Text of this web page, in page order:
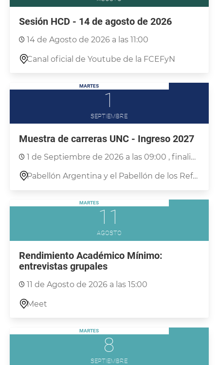
Sesión HCD - 14 de agosto de 2026
14 de Agosto de 2026 a las 11:00
Canal oficial de Youtube de la FCEFyN
MARTES
1
SEPTIEMBRE
Muestra de carreras UNC - Ingreso 2027
1 de Septiembre de 2026 a las 09:00 , finaliza: 03 Septiembre, 18:00
Pabellón Argentina y el Pabellón de los Reformistas de Ciudad Universitaria.
MARTES
11
AGOSTO
Rendimiento Académico Mínimo:
entrevistas grupales
11 de Agosto de 2026 a las 15:00
Meet
MARTES
8
SEPTIEMBRE